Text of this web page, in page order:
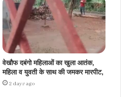
वेखौफ दबंगो महिलाओं का खुला आतंक,
महिला व युवती के साथ की जमकर मारपीट,
2 days ago